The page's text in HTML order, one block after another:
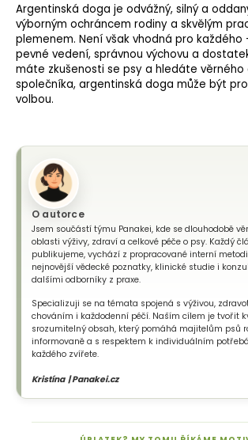
Argentinská doga je odvážný, silný a
výborným ochráncem rodiny a skvělým
plemenem. Není však vhodná pro
pevné vedení, správnou výchovu a
máte zkušenosti se psy a hledáte věrného
společníka, argentinská doga může být
volbou.
O autorce
Jsem součástí týmu Panakei, kde se dlouhodobě
oblasti výživy, zdraví a celkové péče o psy. Každý
publikujeme, vychází z propracované interní
nejnovější vědecké poznatky, klinické studie i
dalšími odborníky z praxe.
Specializuji se na témata spojená s výživou,
chováním i každodenní péčí. Naším cílem je tvořit
srozumitelný obsah, který pomáhá majitelům psů
informovaně a s respektem k individuálním
každého zvířete.
Kristína | Panakei.cz